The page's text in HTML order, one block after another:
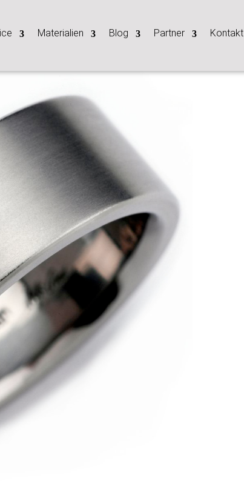
Materialien Blog Partner Kontakt